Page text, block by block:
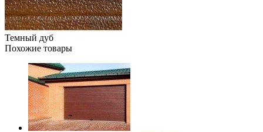
Темный дуб
Похожие товары